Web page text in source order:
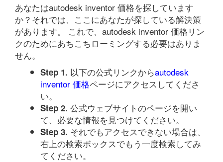
あなたはautodesk inventor 価格を探しています
か？それでは、ここにあなたが探している解決策
があります。 これで、autodesk inventor 価格リン
クのためにあちこちローミングする必要はありま
せん。
Step 1. 以下の公式リンクからautodesk
inventor 価格ページにアクセスしてくださ
い。
Step 2. 公式ウェブサイトのページを開い
て、必要な情報を見つけてください。
Step 3. それでもアクセスできない場合は、
右上の検索ボックスでもう一度検索してみ
てください。